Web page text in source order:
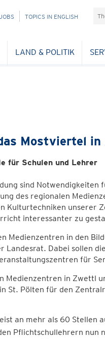
TOPICS IN ENGLISH
LAND & POLITIK
Mostviertel
für Schulen und Lehrer
sind
des regionalen
Kulturtechniken unserer
interessanter zu
Medienzentren in den
Landesrat. Dabei sollen
für
Medienzentren in Zwettl
St. Pölten für den
an mehr als 60 Stellen
Pflichtschullehrern nun